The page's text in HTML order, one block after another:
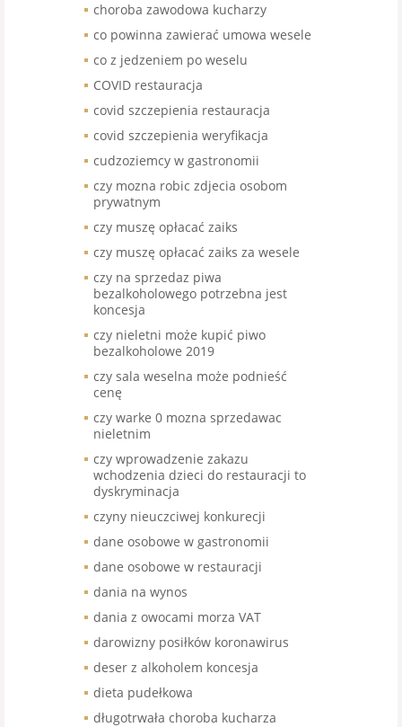
choroba zawodowa kucharzy
co powinna zawierać umowa wesele
co z jedzeniem po weselu
COVID restauracja
covid szczepienia restauracja
covid szczepienia weryfikacja
cudzoziemcy w gastronomii
czy mozna robic zdjecia osobom
prywatnym
czy muszę opłacać zaiks
czy muszę opłacać zaiks za wesele
czy na sprzedaz piwa
bezalkoholowego potrzebna jest
koncesja
czy nieletni może kupić piwo
bezalkoholowe 2019
czy sala weselna może podnieść
cenę
czy warke 0 mozna sprzedawac
nieletnim
czy wprowadzenie zakazu
wchodzenia dzieci do restauracji to
dyskryminacja
czyny nieuczciwej konkurecji
dane osobowe w gastronomii
dane osobowe w restauracji
dania na wynos
dania z owocami morza VAT
darowizny posiłków koronawirus
deser z alkoholem koncesja
dieta pudełkowa
długotrwała choroba kucharza